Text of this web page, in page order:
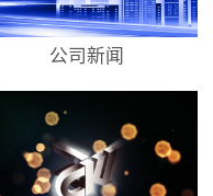
公司新闻